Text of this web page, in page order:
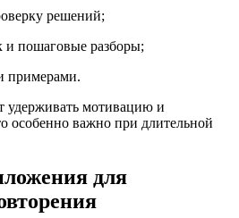
решений;
и пошаговые разборы;
примерами.
удерживать мотивацию и
особенно важно при длительной
для